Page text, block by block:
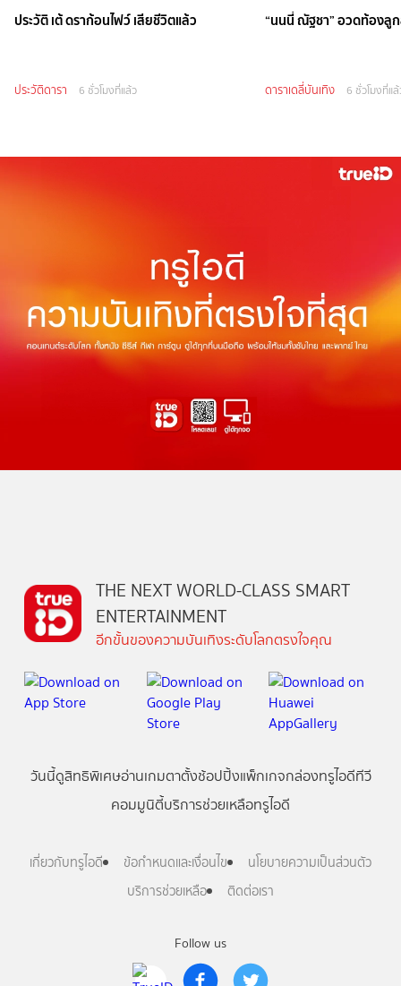
ประวัติ เต้ ดราก้อนไฟว์ เสียชีวิตแล้ว
ประวัติดารา 6 ชั่วโมงที่แล้ว
“นนนี่ ณัฐชา” อวดท้องลู
ดาราเดลี่บันเทิง 6 ชั่วโมงที่แ
Follow us
THE NEXT WORLD-CLASS SMART
ENTERTAINMENT
อีกขั้นของความบันเทิงระดับโลกตรงใจคุณ
วันนี้ดูสิทธิพิเศษอ่านเกมตาตั้งช้อปปิ้งแพ็กเกจกล่องทรูไอดีทีวี
คอมมูนิตี้บริการช่วยเหลือทรูไอดี
เกี่ยวกับทรูไอดี ข้อกำหนดและเงื่อนไข
นโยบายความเป็นส่วนตัว
บริการช่วยเหลือ
ติดต่อเรา